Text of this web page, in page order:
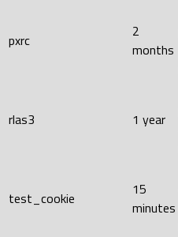
pxrc
2
months
rlas3 1 year
test_cookie
15
minutes